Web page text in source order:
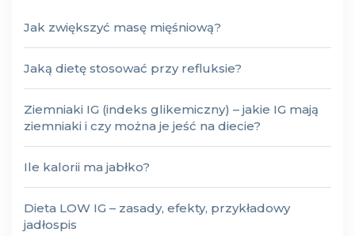
Jak zwiększyć masę mięśniową?
Jaką dietę stosować przy refluksie?
Ziemniaki IG (indeks glikemiczny) – jakie IG mają
ziemniaki i czy można je jeść na diecie?
Ile kalorii ma jabłko?
Dieta LOW IG – zasady, efekty, przykładowy
jadłospis